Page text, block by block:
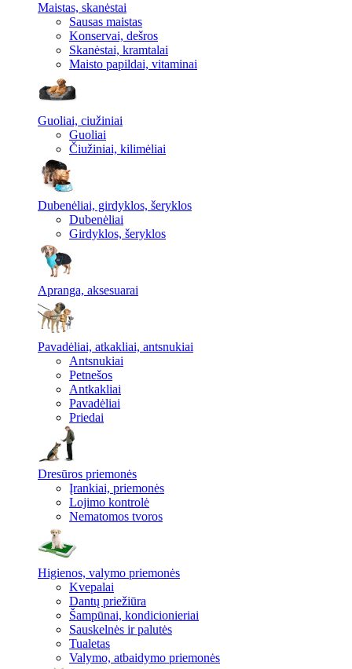
Maistas, skanėstai
Sausas maistas
Konservai, dešros
Skanėstai, kramtalai
Maisto papildai, vitaminai
Guoliai, ciužiniai
Guoliai
Čiužiniai, kilimėliai
Dubenėliai, girdyklos, šeryklos
Dubenėliai
Girdyklos, šeryklos
Apranga, aksesuarai
Pavadėliai, atkakliai, antsnukiai
Antsnukiai
Petnešos
Antkakliai
Pavadėliai
Priedai
Dresūros priemonės
Įrankiai, priemonės
Lojimo kontrolė
Nematomos tvoros
Higienos, valymo priemonės
Kvepalai
Dantų priežiūra
Šampūnai, kondicionieriai
Sauskelnės ir palutės
Tualetas
Valymo, atbaidymo priemonės